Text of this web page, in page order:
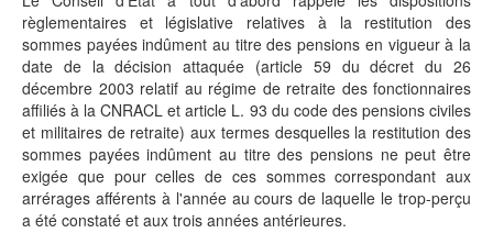
règlementaires et législative relatives à la restitution des
sommes payées indûment au titre des pensions en vigueur à la
date de la décision attaquée (article 59 du décret du 26
décembre 2003 relatif au régime de retraite des fonctionnaires
affiliés à la CNRACL et article L. 93 du code des pensions civiles
et militaires de retraite) aux termes desquelles la restitution des
sommes payées indûment au titre des pensions ne peut être
exigée que pour celles de ces sommes correspondant aux
arrérages afférents à l'année au cours de laquelle le trop-perçu
a été constaté et aux trois années antérieures.